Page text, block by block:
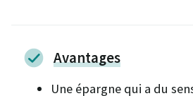
Avantages
Une épargne qui a du